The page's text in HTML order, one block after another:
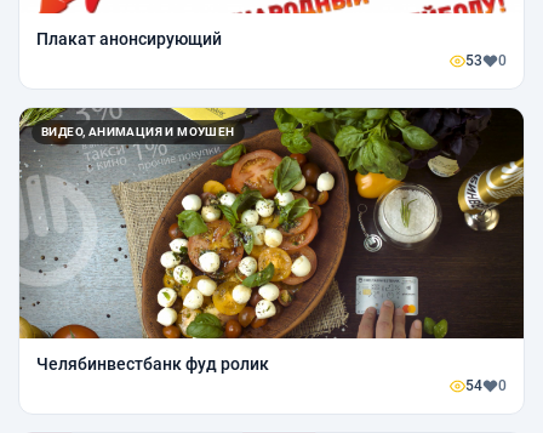
Плакат анонсирующий
53 0
ВИДЕО, АНИМАЦИЯ И МОУШЕН
Челябинвестбанк фуд ролик
54 0